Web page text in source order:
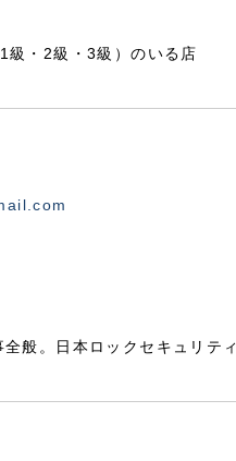
・2級・3級）のいる店
般。日本ロックセキュリティ